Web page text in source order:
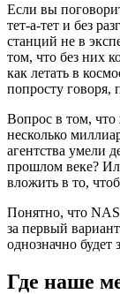
Если вы
тет-а-тет и без
станций не в
том, что без них
как летать в
попросту говоря,
Вопрос в том, что
несколько
агентства умели
прошлом веке?
вложить в то,
Понятно, что
за первый
однозначно будет
Где наше